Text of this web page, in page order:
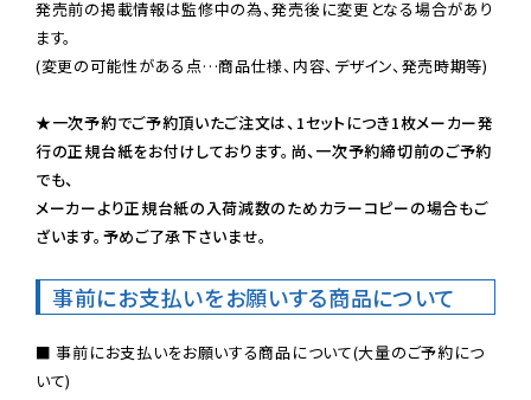
発売前の掲載情報は監修中の為、発売後に変更となる場合があり
ます。
(変更の可能性がある点…商品仕様、内容、デザイン、発売時期等)
★一次予約でご予約頂いたご注文は、1セットにつき1枚メーカー発
行の正規台紙をお付けしております。尚、一次予約締切前のご予約
でも、
メーカーより正規台紙の入荷減数のためカラーコピーの場合もご
ざいます。予めご了承下さいませ。
事前にお支払いをお願いする商品について
■ 事前にお支払いをお願いする商品について(大量のご予約につ
いて)